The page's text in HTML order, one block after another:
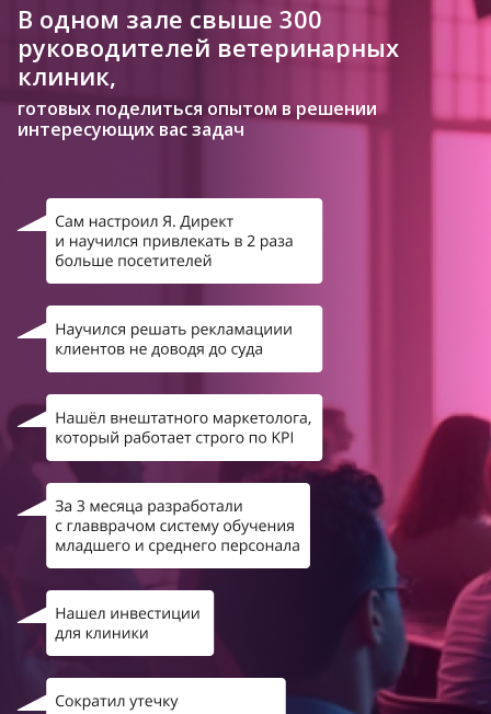
В одном зале свыше 300
руководителей ветеринарных
клиник,
готовых поделиться опытом в решении
интересующих вас задач